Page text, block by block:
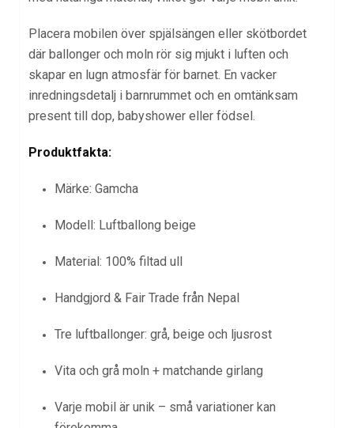
Placera mobilen över spjälsängen eller skötbordet
där ballonger och moln rör sig mjukt i luften och
skapar en lugn atmosfär för barnet. En vacker
inredningsdetalj i barnrummet och en omtänksam
present till dop, babyshower eller födsel.
Produktfakta:
Märke: Gamcha
Modell: Luftballong beige
Material: 100% filtad ull
Handgjord & Fair Trade från Nepal
Tre luftballonger: grå, beige och ljusrost
Vita och grå moln + matchande girlang
Varje mobil är unik – små variationer kan